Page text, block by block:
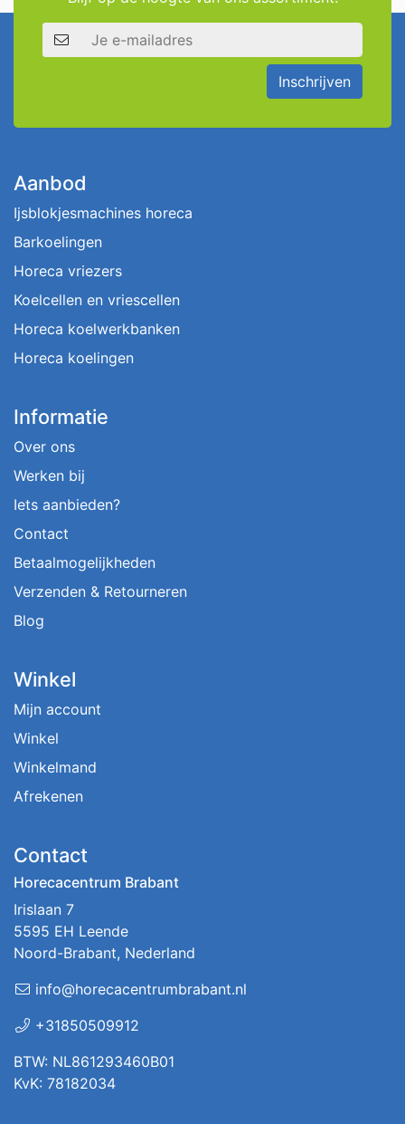
E-mailadres
Inschrijven
Aanbod
Ijsblokjesmachines horeca
Barkoelingen
Horeca vriezers
Koelcellen en vriescellen
Horeca koelwerkbanken
Horeca koelingen
Informatie
Over ons
Werken bij
Iets aanbieden?
Contact
Betaalmogelijkheden
Verzenden & Retourneren
Blog
Winkel
Mijn account
Winkel
Winkelmand
Afrekenen
Contact
Horecacentrum Brabant
Irislaan 7
5595 EH Leende
Noord-Brabant, Nederland
info@horecacentrumbrabant.nl
+31850509912
BTW: NL861293460B01
KvK: 78182034